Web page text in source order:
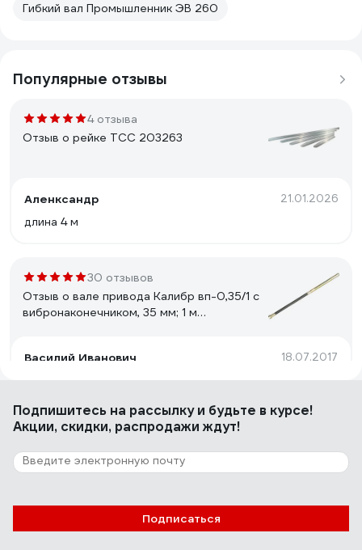
Гибкий вал Промышленник ЭВ 260
Популярные отзывы
4 отзыва
Отзыв о рейке ТСС 203263
Аленксандр 21.01.2026
длина 4 м
30 отзывов
Отзыв о вале привода Калибр вп-0,35/1 с
вибронаконечником, 35 мм; 1 м
Василий Иванович
18.07.2017
Неубиваемая
6 отзывов
Отзыв о фрезе REDDIAMOND Premium
310x25.4 мм; количество лопастей 2
Подпишитесь на рассылкуи будьте в курсе!
Акции, скидки, распродажи ждут!
Подписаться